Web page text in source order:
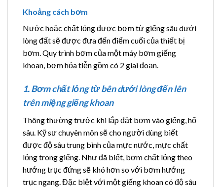
Khoảng cách bơm
Nước hoặc chất lỏng được bơm từ giếng sâu dưới
lòng đất sẽ được đưa đến điểm cuối của thiết bị
bơm. Quy trình bơm của một máy bơm giếng
khoan, bơm hỏa tiễn gồm có 2 giai đoạn.
1. Bơm chất lỏng từ bên dưới lòng đến lên
trên miệng giếng khoan
Thông thường trước khi lắp đặt bơm vào giếng, hố
sâu. Kỹ sư chuyên môn sẽ cho người dùng biết
được độ sâu trung bình của mực nước, mực chất
lỏng trong giếng. Như đã biết, bơm chất lỏng theo
hướng trục đứng sẽ khó hơn so với bơm hướng
trục ngang. Đặc biệt với một giếng khoan có độ sâu